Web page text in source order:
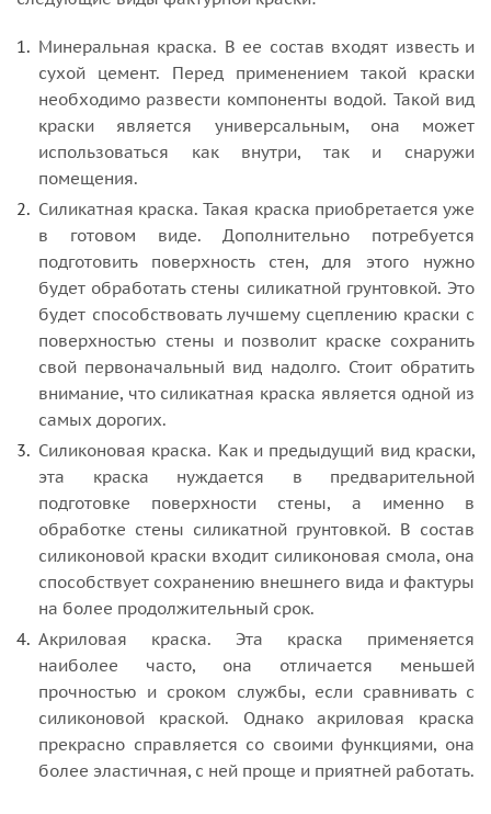
Минеральная краска. В ее состав входят известь и
сухой цемент. Перед применением такой краски
необходимо развести компоненты водой. Такой вид
краски является универсальным, она может
использоваться как внутри, так и снаружи
помещения.
Силикатная краска. Такая краска приобретается уже
в готовом виде. Дополнительно потребуется
подготовить поверхность стен, для этого нужно
будет обработать стены силикатной грунтовкой. Это
будет способствовать лучшему сцеплению краски с
поверхностью стены и позволит краске сохранить
свой первоначальный вид надолго. Стоит обратить
внимание, что силикатная краска является одной из
самых дорогих.
Силиконовая краска. Как и предыдущий вид краски,
эта краска нуждается в предварительной
подготовке поверхности стены, а именно в
обработке стены силикатной грунтовкой. В состав
силиконовой краски входит силиконовая смола, она
способствует сохранению внешнего вида и фактуры
на более продолжительный срок.
Акриловая краска. Эта краска применяется
наиболее часто, она отличается меньшей
прочностью и сроком службы, если сравнивать с
силиконовой краской. Однако акриловая краска
прекрасно справляется со своими функциями, она
более эластичная, с ней проще и приятней работать.